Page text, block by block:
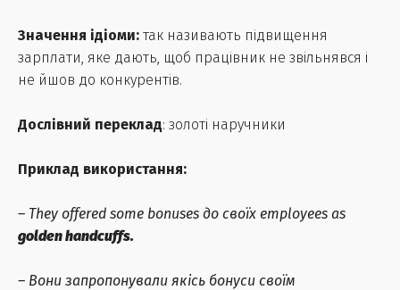
Значення ідіоми: так називають підвищення
зарплати, яке дають, щоб працівник не звільнявся і
не йшов до конкурентів.
Дослівний переклад: золоті наручники
Приклад використання:
– They offered some bonuses до своїх employees as
golden handcuffs.
– Вони запропонували якісь бонуси своїм